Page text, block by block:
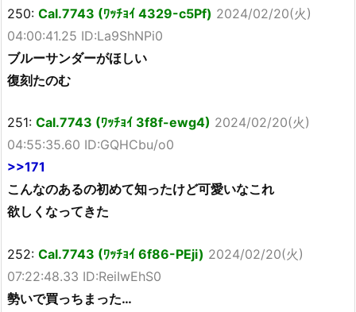
250: Cal.7743 (ﾜｯﾁｮｲ 4329-c5Pf) 2024/02/20(火)
04:00:41.25 ID:La9ShNPi0
ブルーサンダーがほしい
復刻たのむ
251: Cal.7743 (ﾜｯﾁｮｲ 3f8f-ewg4) 2024/02/20(火)
04:55:35.60 ID:GQHCbu/o0
>>171
こんなのあるの初めて知ったけど可愛いなこれ
欲しくなってきた
252: Cal.7743 (ﾜｯﾁｮｲ 6f86-PEji) 2024/02/20(火)
07:22:48.33 ID:ReiIwEhS0
勢いで買っちまった…